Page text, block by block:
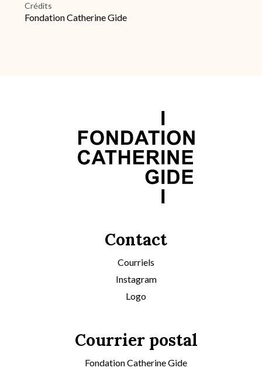
Crédits
Fondation Catherine Gide
Contact
Courriels
Instagram
Logo
Courrier postal
Fondation Catherine Gide